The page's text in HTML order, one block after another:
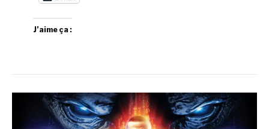
J’aime ça :